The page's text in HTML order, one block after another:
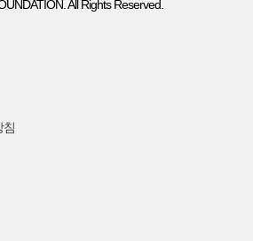
All Rights Reserved.
침